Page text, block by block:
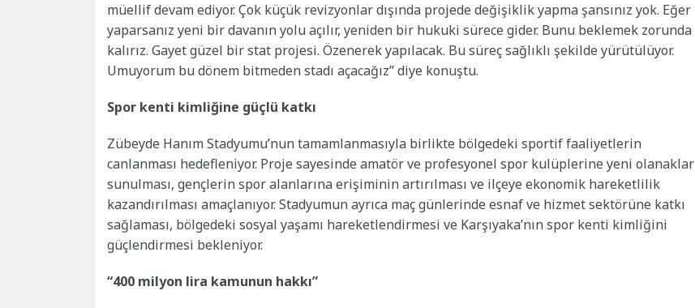
müellif devam ediyor. Çok küçük revizyonlar dışında projede değişiklik yapma şansınız yok. Eğer
yaparsanız yeni bir davanın yolu açılır, yeniden bir hukuki sürece gider. Bunu beklemek zorunda
kalırız. Gayet güzel bir stat projesi. Özenerek yapılacak. Bu süreç sağlıklı şekilde yürütülüyor.
Umuyorum bu dönem bitmeden stadı açacağız” diye konuştu.
Spor kenti kimliğine güçlü katkı
Zübeyde Hanım Stadyumu’nun tamamlanmasıyla birlikte bölgedeki sportif faaliyetlerin
canlanması hedefleniyor. Proje sayesinde amatör ve profesyonel spor kulüplerine yeni olanaklar
sunulması, gençlerin spor alanlarına erişiminin artırılması ve ilçeye ekonomik hareketlilik
kazandırılması amaçlanıyor. Stadyumun ayrıca maç günlerinde esnaf ve hizmet sektörüne katkı
sağlaması, bölgedeki sosyal yaşamı hareketlendirmesi ve Karşıyaka’nın spor kenti kimliğini
güçlendirmesi bekleniyor.
“400 milyon lira kamunun hakkı”